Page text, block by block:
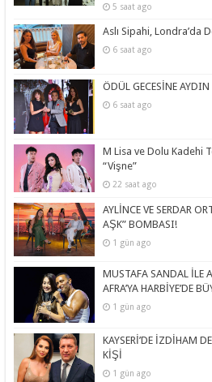
5 saat ago
Aslı Sipahi, Londra’da
6 saat ago
ÖDÜL GECESİNE
6 saat ago
M Lisa ve Dolu Kadehi
“Vişne”
22 saat ago
AYLİNCE VE SERDAR
AŞK” BOMBASI!
1 gün ago
MUSTAFA SANDAL İLE
AFRA’YA HARBİYE’DE
1 gün ago
KAYSERİ’DE İZDİHAM
KİŞİ
1 gün ago